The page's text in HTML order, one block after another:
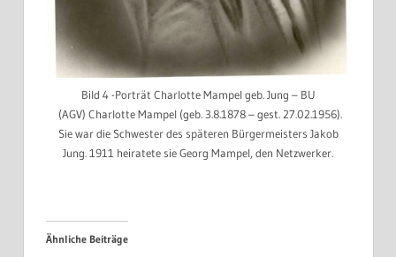
Bild 4 -Porträt Charlotte Mampel geb. Jung – BU
(AGV) Charlotte Mampel (geb. 3.8.1878 – gest. 27.02.1956).
Sie war die Schwester des späteren Bürgermeisters Jakob
Jung. 1911 heiratete sie Georg Mampel, den Netzwerker.
Ähnliche Beiträge